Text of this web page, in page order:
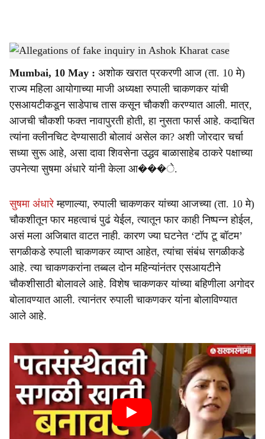
a
r
e
Allegations of fake inquiry in Ashok Kharat case -Sarkarnama
Mumbai, 10 May : अशोक खरात प्रकरणी आज (ता. 10 मे)
राज्य महिला आयोगाच्या माजी अध्यक्षा रुपाली चाकणकर यांची
एसआयटीकडून साडेपाच तास कसून चौकशी करण्यात आली. मात्र,
आजची चौकशी फक्त नावापुरती होती, हा नुसता फार्स आहे. कदाचित
त्यांना क्लीनचिट देण्यासाठी बोलावं असेल का? अशी जोरदार चर्चा
सध्या सुरू आहे, असा दावा शिवसेना उद्धव बाळासाहेब ठाकरे पक्षाच्या
उपनेत्या सुषमा अंधारे यांनी केला आ���े.
सुषमा अंधारे म्हणाल्या, रुपाली चाकणकर यांच्या आजच्या (ता. 10 मे)
चौकशीतून फार महत्वाचं पुढं येईल, त्यातून फार काही निष्पन्न होईल,
असं मला अजिबात वाटत नाही. कारण ज्या घटनेत ‘टॉप टू बॉटम’
सगळीकडे रुपाली चाकणकर व्याप्त आहेत, त्यांचा संबंध सगळीकडे
आहे. त्या चाकणकरांना तब्बल दोन महिन्यांनंतर एसआयटीने
चौकशीसाठी बोलावले आहे. विशेष चाकणकर यांच्या बहिणीला अगोदर
बोलावण्यात आली. त्यानंतर रुपाली चाकणकर यांंना बोलाविण्यात
आले आहे.